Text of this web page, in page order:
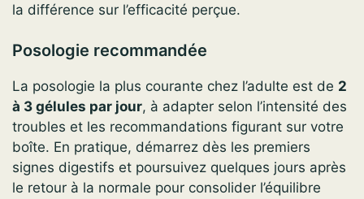
la différence sur l’efficacité perçue.
Posologie recommandée
La posologie la plus courante chez l’adulte est de 2
à 3 gélules par jour, à adapter selon l’intensité des
troubles et les recommandations figurant sur votre
boîte. En pratique, démarrez dès les premiers
signes digestifs et poursuivez quelques jours après
le retour à la normale pour consolider l’équilibre